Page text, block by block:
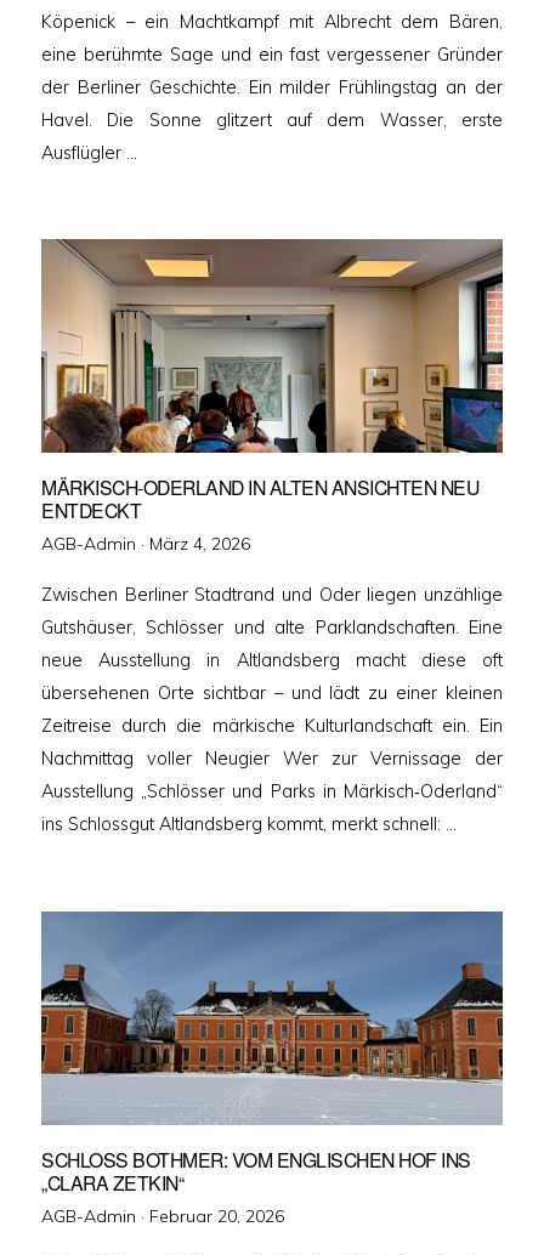
Köpenick – ein Machtkampf mit Albrecht dem Bären,
eine berühmte Sage und ein fast vergessener Gründer
der Berliner Geschichte. Ein milder Frühlingstag an der
Havel. Die Sonne glitzert auf dem Wasser, erste
Ausflügler …
MÄRKISCH-ODERLAND IN ALTEN ANSICHTEN NEU
ENTDECKT
AGB-Admin · Veröffentlicht
März 4, 2026
Zwischen Berliner Stadtrand und Oder liegen unzählige
Gutshäuser, Schlösser und alte Parklandschaften. Eine
neue Ausstellung in Altlandsberg macht diese oft
übersehenen Orte sichtbar – und lädt zu einer kleinen
Zeitreise durch die märkische Kulturlandschaft ein. Ein
Nachmittag voller Neugier Wer zur Vernissage der
Ausstellung „Schlösser und Parks in Märkisch‑Oderland“
ins Schlossgut Altlandsberg kommt, merkt schnell: …
SCHLOSS BOTHMER: VOM ENGLISCHEN HOF INS
„CLARA ZETKIN“
AGB-Admin · Veröffentlicht
Februar 20, 2026